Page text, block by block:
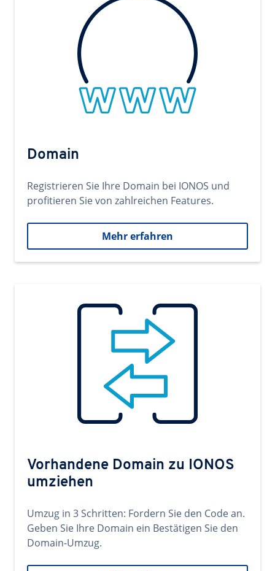
Domain
Registrieren Sie Ihre Domain bei IONOS und
profitieren Sie von zahlreichen Features.
Mehr erfahren
Vorhandene Domain zu IONOS
umziehen
Umzug in 3 Schritten: Fordern Sie den Code an.
Geben Sie Ihre Domain ein Bestätigen Sie den
Domain-Umzug.